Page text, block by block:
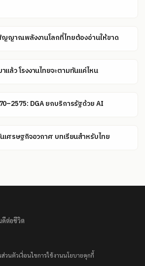
ญญาณพลังงานโลกที่ไทยต้องอ่านให้ขาด
ล้ว โรงงานไทยจะตามทันแค่ไหน
DGA ยกบริการรัฐด้วย AI
เศรษฐกิจอวกาศ บทเรียนสำหรับไทย
ดีต่อชีวิต
ส่วนตัวเงื่อนไขการใช้งานนโยบายคุกกี้